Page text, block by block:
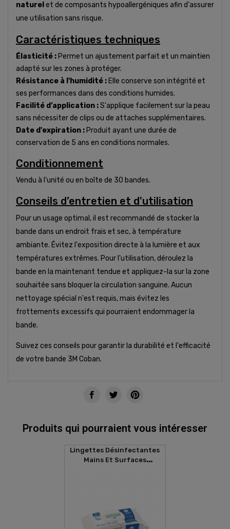
naturel et de composants hypoallergéniques afin d'assurer
une utilisation sans risque.
Caractéristiques techniques
Élasticité : Permet un ajustement parfait et un maintien
adapté sur les zones à protéger.
Résistance à l'humidité : Elle conserve son intégrité et
ses performances dans des conditions humides.
Facilité d’application :S'applique facilement sur la peau
sans nécessiter de clips ou de attaches supplémentaires.
Date d'expiration : Produit ayant une durée de
conservation de 5 ans en conditions normales.
Conditionnement
Vendu à l'unité ou en boîte de 30 bandes.
Conseils d’entretien et d'utilisation
Pour un usage optimal, il est recommandé de stocker la
bande dans un endroit frais et sec, à température
ambiante. Évitez l'exposition directe à la lumière et aux
températures extrêmes. Pour l'utilisation, déroulez la
bande en la maintenant tendue et appliquez-la sur la zone
souhaitée sans bloquer la circulation sanguine. Aucun
nettoyage spécial n'est requis, mais évitez les
frottements excessifs qui pourraient endommager la
bande.
Suivez ces conseils pour garantir la durabilité et l'efficacité
de votre bande 3M Coban.
Produits qui pourraient vous intéresser
Lingettes Désinfectantes
Mains Et Surfaces